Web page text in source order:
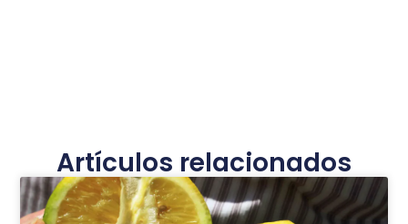
Artículos relacionados